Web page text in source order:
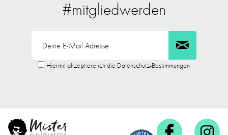
#mitgliedwerden
Hiermit akzeptiere ich die Datenschutz-Bestimmungen